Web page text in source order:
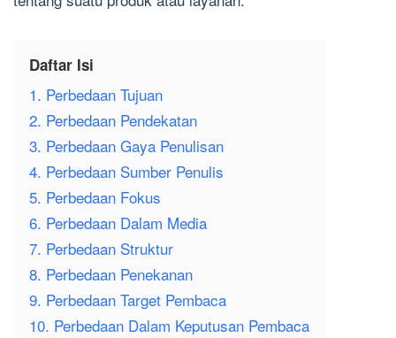
Daftar Isi
1. Perbedaan Tujuan
2. Perbedaan Pendekatan
3. Perbedaan Gaya Penulisan
4. Perbedaan Sumber Penulis
5. Perbedaan Fokus
6. Perbedaan Dalam Media
7. Perbedaan Struktur
8. Perbedaan Penekanan
9. Perbedaan Target Pembaca
10. Perbedaan Dalam Keputusan Pembaca